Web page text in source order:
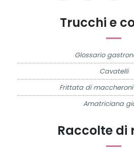
Raccolte di
Trucchi e
Glossario
Cavatelli
Frittata di
Amatriciana